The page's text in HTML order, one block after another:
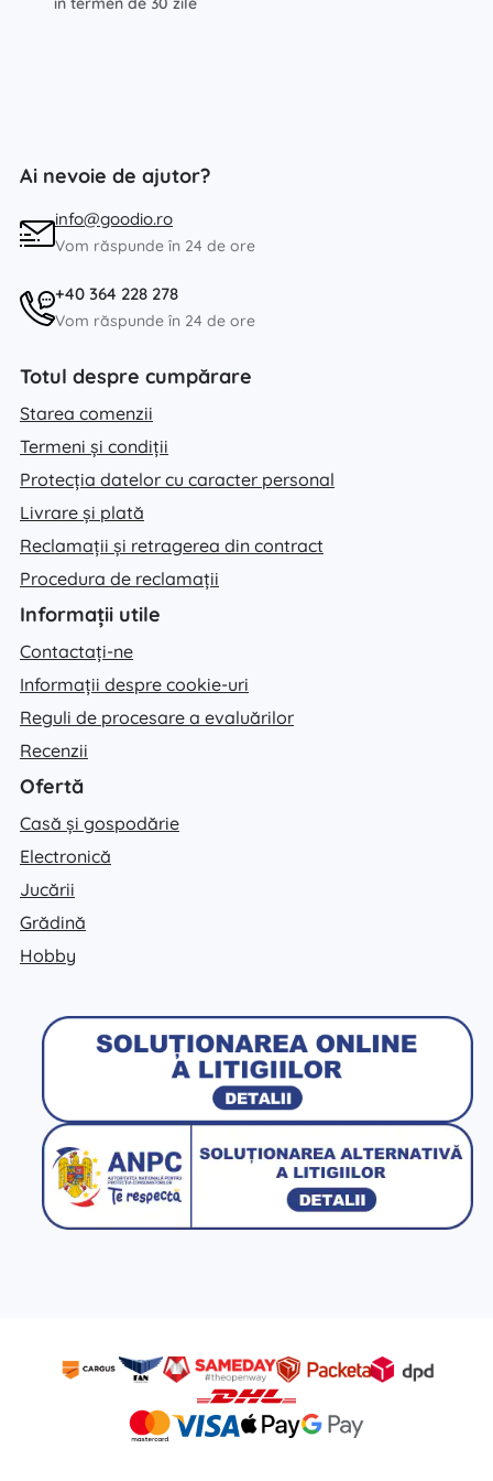
Ai nevoie de ajutor?
info@goodio.ro
Vom răspunde în 24 de ore
+40 364 228 278
Vom răspunde în 24 de ore
Totul despre cumpărare
Starea comenzii
Termeni și condiții
Protecția datelor cu caracter personal
Livrare și plată
Reclamații și retragerea din contract
Procedura de reclamații
Informații utile
Contactați-ne
Informații despre cookie-uri
Reguli de procesare a evaluărilor
Recenzii
Ofertă
Casă și gospodărie
Electronică
Jucării
Grădină
Hobby